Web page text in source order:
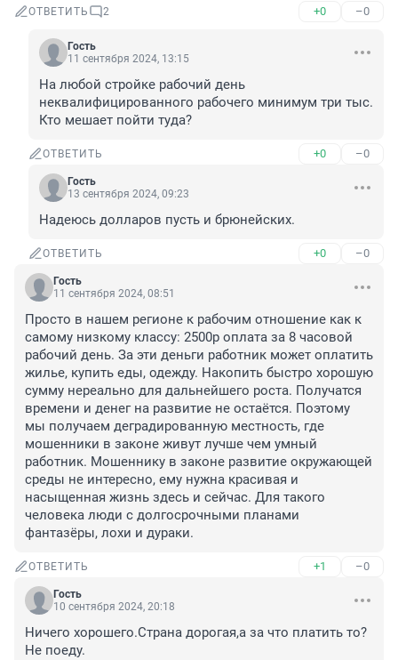
ОТВЕТИТЬ 2 +0 –0
Гость
11 сентября 2024, 13:15
На любой стройке рабочий день
неквалифицированного рабочего минимум три тыс.
Кто мешает пойти туда?
ОТВЕТИТЬ +0 –0
Гость
13 сентября 2024, 09:23
Надеюсь долларов пусть и брюнейских.
ОТВЕТИТЬ +0 –0
Гость
11 сентября 2024, 08:51
Просто в нашем регионе к рабочим отношение как к
самому низкому классу: 2500р оплата за 8 часовой
рабочий день. За эти деньги работник может оплатить
жилье, купить еды, одежду. Накопить быстро хорошую
сумму нереально для дальнейшего роста. Получатся
времени и денег на развитие не остаётся. Поэтому
мы получаем деградированную местность, где
мошенники в законе живут лучше чем умный
работник. Мошеннику в законе развитие окружающей
среды не интересно, ему нужна красивая и
насыщенная жизнь здесь и сейчас. Для такого
человека люди с долгосрочными планами
фантазёры, лохи и дураки.
ОТВЕТИТЬ +1 –0
Гость
10 сентября 2024, 20:18
Ничего хорошего.Страна дорогая,а за что платить то?
Не поеду.